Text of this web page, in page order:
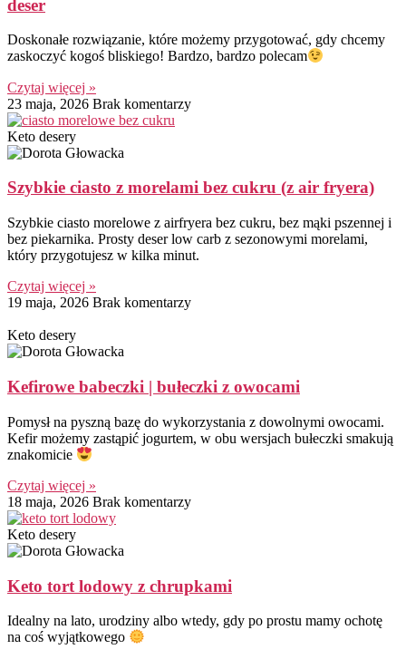
deser
Doskonałe rozwiązanie, które możemy przygotować, gdy chcemy
zaskoczyć kogoś bliskiego! Bardzo, bardzo polecam
Czytaj więcej »
23 maja, 2026 Brak komentarzy
Keto desery
Szybkie ciasto z morelami bez cukru (z air fryera)
Szybkie ciasto morelowe z airfryera bez cukru, bez mąki pszennej i
bez piekarnika. Prosty deser low carb z sezonowymi morelami,
który przygotujesz w kilka minut.
Czytaj więcej »
19 maja, 2026 Brak komentarzy
Keto desery
Kefirowe babeczki | bułeczki z owocami
Pomysł na pyszną bazę do wykorzystania z dowolnymi owocami.
Kefir możemy zastąpić jogurtem, w obu wersjach bułeczki smakują
znakomicie
Czytaj więcej »
18 maja, 2026 Brak komentarzy
Keto desery
Keto tort lodowy z chrupkami
Idealny na lato, urodziny albo wtedy, gdy po prostu mamy ochotę
na coś wyjątkowego